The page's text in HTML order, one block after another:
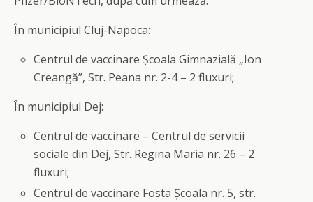
În municipiul Cluj-Napoca:
Centrul de vaccinare Școala Gimnazială „Ion
Creangă”, Str. Peana nr. 2-4 – 2 fluxuri;
În municipiul Dej:
Centrul de vaccinare – Centrul de servicii
sociale din Dej, Str. Regina Maria nr. 26 – 2
fluxuri;
Centrul de vaccinare Fosta Școala nr. 5, str.